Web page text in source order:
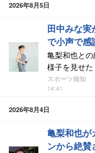
2026年8月5日
田中みな
で小声で感
亀梨和也と
様子を見せた
スポーツ報知
14:41
2026年8月4日
亀梨和也が
ンから絶賛